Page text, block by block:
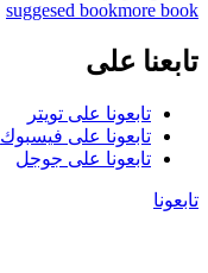
suggesed bookmore book
تابعنا على
تابعونا على تويتر
تابعونا على فيسبوك
تابعونا على جوجل
تابعونا